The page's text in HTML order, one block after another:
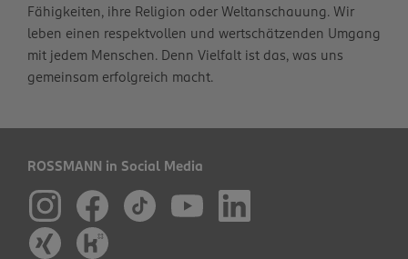
Fähigkeiten, ihre Religion oder Weltanschauung. Wir
leben einen respektvollen und wertschätzenden Umgang
mit jedem Menschen. Denn Vielfalt ist das, was uns
gemeinsam erfolgreich macht.
ROSSMANN in Social Media